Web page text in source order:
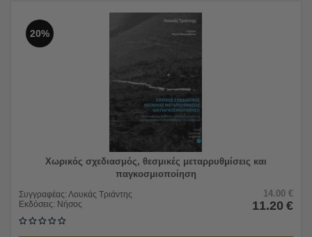
20%
Χωρικός σχεδιασμός, θεσμικές μεταρρυθμίσεις και
παγκοσμιοποίηση
Συγγραφέας: Λουκάς Τριάντης
Εκδόσεις: Νήσος
14.00 €
11.20 €